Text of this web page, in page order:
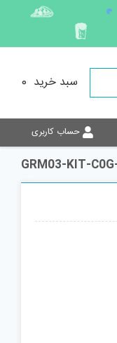
سبد خرید 0
حساب کاربری
GRM03-KIT-